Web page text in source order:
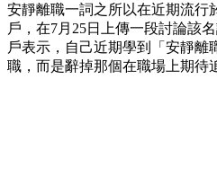
安靜離職一詞之所以在近期流行
戶，在7月25日上傳一段討論該
戶表示，自己近期學到「安靜離
職，而是辭掉那個在職場上期待